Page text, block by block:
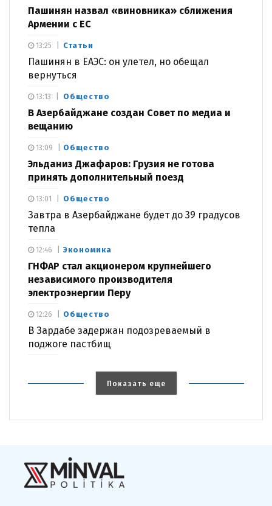
Пашинян назвал «виновника» сближения
Армении с ЕС
Статьи
Пашинян в ЕАЭС: он улетел, но обещал
вернуться
13:25
Общество
В Азербайджане создан Совет по медиа и
вещанию
13:13
Общество
Эльданиз Джафаров: Грузия не готова
принять дополнительный поезд
13:09
Общество
Завтра в Азербайджане будет до 39 градусов
тепла
13:01
Экономика
ГНФАР стал акционером крупнейшего
независимого производителя
электроэнергии Перу
12:46
Общество
В Зардабе задержан подозреваемый в
поджоге пастбищ
12:26
Показать еще